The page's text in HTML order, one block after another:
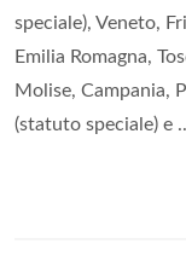
speciale), Veneto,
Emilia Romagna,
Molise, Campania,
(statuto speciale) e